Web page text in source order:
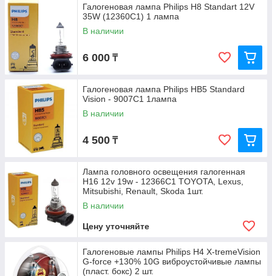
Галогеновая лампа Philips H8 Standart 12V
35W (12360C1) 1 лампа
В наличии
6 000 ₸
Галогеновая лампа Philips HB5 Standard
Vision - 9007C1 1лампа
В наличии
4 500 ₸
Лампа головного освещения галогенная
Н16 12v 19w - 12366C1 TOYOTA, Lexus,
Mitsubishi, Renault, Skoda 1шт.
В наличии
Цену уточняйте
Галогеновые лампы Philips H4 X-tremeVision
G-force +130% 10G виброустойчивые лампы
(пласт. бокс) 2 шт.